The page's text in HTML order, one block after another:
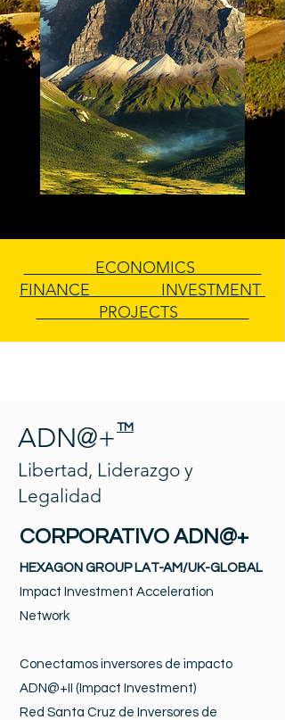
ECONOMICS
FINANCE INVESTMENT
PROJECTS
ADN@+ TM
Libertad, Liderazgo y
Legalidad
CORPORATIVO ADN@+
HEXAGON GROUP LAT-AM/UK-GLOBAL
Impact Investment Acceleration
Network
Conectamos inversores de impacto
ADN@+II (Impact Investment)
Red Santa Cruz de Inversores de